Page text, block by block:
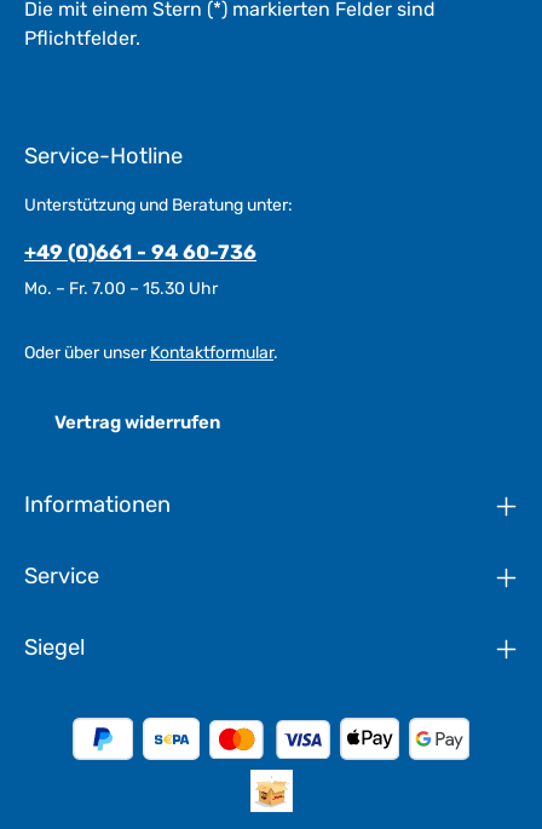
Die mit einem Stern (*) markierten Felder sind
Pflichtfelder.
Service-Hotline
Unterstützung und Beratung unter:
+49 (0)661 - 94 60-736
Mo. – Fr. 7.00 – 15.30 Uhr
Oder über unserKontaktformular.
Vertrag widerrufen
Informationen
Service
Siegel